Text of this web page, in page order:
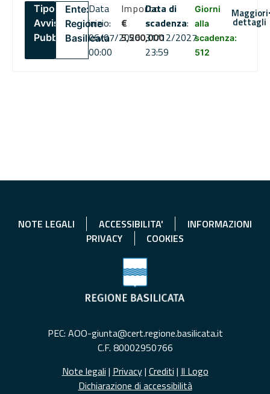
Tipo:
Avviso
Pubblico
Ente:
Regione
Basilicata
Data
inizio:
06/07/2026
00:00
Importo
€
5,500,000
Data di
scadenza:
31/12/2027
23:59
Giorni
alla
scadenza:
512
Maggiori
dettagli
NOTE LEGALI ACCESSIBILITA'
INFORMAZIONI
PRIVACY
COOKIES
PEC: AOO-giunta@cert.regione.basilicata.it
C.F. 80002950766
Note legali | Privacy| Crediti | Il Logo
Dichiarazione di accessibilità